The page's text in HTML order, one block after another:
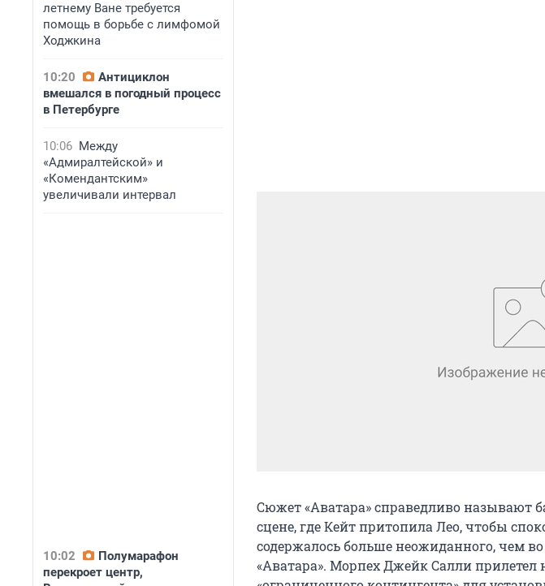
летнему Ване требуется
помощь в борьбе с лимфомой
Ходжкина
10:20
Антициклон
вмешался в погодный процесс
в Петербурге
10:06 Между
«Адмиралтейской» и
«Комендантским»
увеличивали интервал
10:02
Полумарафон
перекроет центр,
Сюжет «Аватара» справедливо называют
сцене, где Кейт притопила Лео, чтобы
содержалось больше неожиданного, чем
«Аватара». Морпех Джейк Салли прилетел